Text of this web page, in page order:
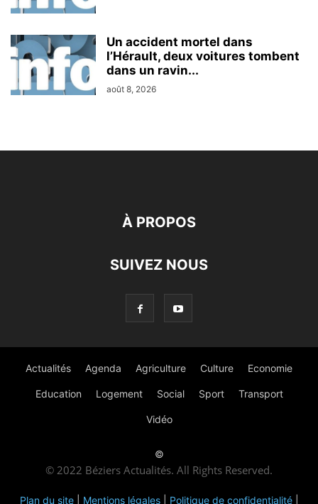
Un accident mortel dans
l’Hérault, deux voitures tombent
dans un ravin...
août 8, 2026
À PROPOS
SUIVEZ NOUS
Actualités Agenda Agriculture Culture Economie
Education Logement Social Sport Transport
Vidéo
©
© 2022 Béziers Actualités. All Rights Reserved.
Plan du site| Mentions légales| Politique de confidentialité